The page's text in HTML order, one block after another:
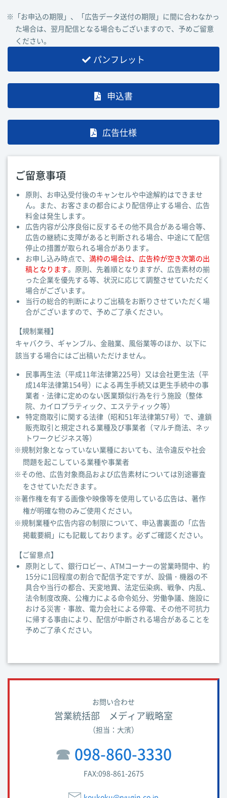
※「お申込の期限」、「広告データ送付の期限」に間に合わなかっ
た場合は、翌月配信となる場合もございますので、予めご留意
ください。
パンフレット
申込書
広告仕様
ご留意事項
原則、お申込受付後のキャンセルや中途解約はできませ
ん。また、お客さまの都合により配信停止する場合、広告
料金は発生します。
広告内容が公序良俗に反するその他不具合がある場合等、
広告の継続に支障があると判断される場合、中途にて配信
停止の措置が取られる場合があります。
お申し込み時点で、 満枠の場合は、広告枠が空き次第の出
稿となります。原則、先着順となりますが、広告素材の揃
った企業を優先する等、状況に応じて調整させていただく
場合がございます。
当行の総合的判断によりご出稿をお断りさせていただく場
合がございますので、予めご了承ください。
【規制業種】
キャバクラ、ギャンブル、金融業、風俗業等のほか、以下に
該当する場合にはご出稿いただけません。
民事再生法（平成11年法律第225号）又は会社更生法（平
成14年法律第154号）による再生手続又は更生手続中の事
業者・法律に定めのない医業類似⾏為を⾏う施設（整体
院、カイロプラティック、エステティック等）
特定商取引に関する法律（昭和51年法律第57号）で、連鎖
販売取引と規定される業種及び事業者（マルチ商法、ネッ
トワークビジネス等）
※規制対象となっていない業種においても、法令違反や社会
問題を起こしている業種や事業者
※その他、広告対象商品および広告素材については別途審査
をさせていただきます。
※著作権を有する画像や映像等を使用している広告は、著作
権が明確な物のみご使用ください。
※規制業種や広告内容の制限について、申込書裏面の「広告
掲載要綱」にも記載しております。必ずご確認ください。
【ご留意点】
原則として、銀行ロビー、ATMコーナーの営業時間中、約
15分に1回程度の割合で配信予定ですが、設備・機器の不
具合や当行の都合、天変地異、法定伝染病、戦争、内乱、
法令制度改廃、公権力による命令処分、労働争議、施設に
おける災害・事故、電力会社による停電、その他不可抗力
に帰する事由により、配信が中断される場合があることを
予めご了承ください。
お問い合わせ
営業統括部 メディア戦略室
（担当：大濱）
☎︎ 098-860-3330
FAX:098-861-2675